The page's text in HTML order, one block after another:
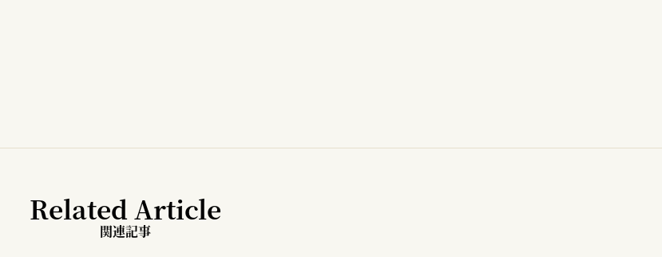
Related Article
関連記事